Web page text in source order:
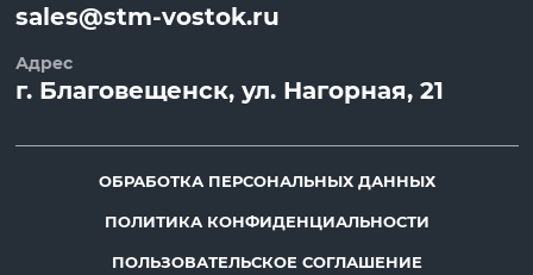
sales@stm-vostok.ru
Адрес
г. Благовещенск, ул. Нагорная, 21
ОБРАБОТКА ПЕРСОНАЛЬНЫХ ДАННЫХ
ПОЛИТИКА КОНФИДЕНЦИАЛЬНОСТИ
ПОЛЬЗОВАТЕЛЬСКОЕ СОГЛАШЕНИЕ